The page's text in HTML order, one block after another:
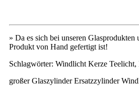
» Da es sich bei unseren
Produkt von Hand gefertigt ist!
Schlagwörter: Windlicht Kerze
großer Glaszylinder Ersatzzylinder